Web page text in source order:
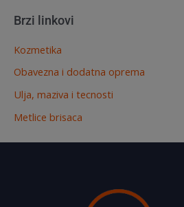
Brzi linkovi
Kozmetika
Obavezna i dodatna oprema
Ulja, maziva i tecnosti
Metlice brisaca